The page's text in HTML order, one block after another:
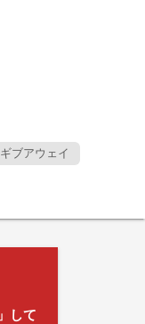
ギブアウェイ
」して